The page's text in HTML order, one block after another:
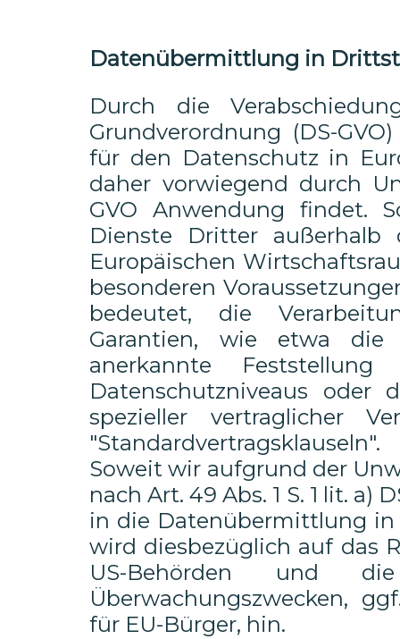
Datenübermittlung in
Durch die
Grundverordnung (DS-
für den Datenschutz in
daher vorwiegend durch
GVO Anwendung findet.
Dienste Dritter außerhalb
Europäischen
besonderen
bedeutet, die
Garantien, wie etwa die
anerkannte
Datenschutzniveaus oder
spezieller vertraglicher
"Standardvertragsklauseln".
Soweit wir aufgrund der
nach Art. 49 Abs. 1 S. 1 lit.
in die Datenübermittlung in
wird diesbezüglich auf das
US-Behörden und
Überwachungszwecken,
für EU-Bürger, hin.